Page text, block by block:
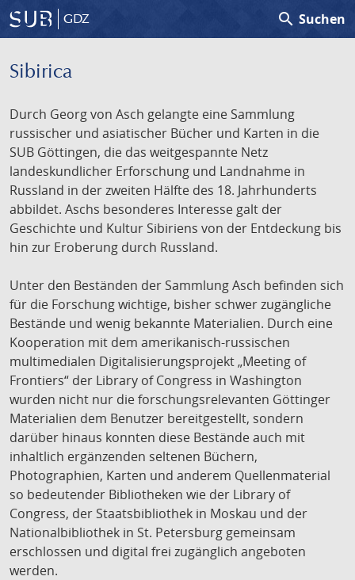
GDZ search Suchen
Sibirica
Durch Georg von Asch gelangte eine Sammlung
russischer und asiatischer Bücher und Karten in die
SUB Göttingen, die das weitgespannte Netz
landeskundlicher Erforschung und Landnahme in
Russland in der zweiten Hälfte des 18. Jahrhunderts
abbildet. Aschs besonderes Interesse galt der
Geschichte und Kultur Sibiriens von der Entdeckung bis
hin zur Eroberung durch Russland.
Unter den Beständen der Sammlung Asch befinden sich
für die Forschung wichtige, bisher schwer zugängliche
Bestände und wenig bekannte Materialien. Durch eine
Kooperation mit dem amerikanisch-russischen
multimedialen Digitalisierungsprojekt „Meeting of
Frontiers“ der Library of Congress in Washington
wurden nicht nur die forschungsrelevanten Göttinger
Materialien dem Benutzer bereitgestellt, sondern
darüber hinaus konnten diese Bestände auch mit
inhaltlich ergänzenden seltenen Büchern,
Photographien, Karten und anderem Quellenmaterial
so bedeutender Bibliotheken wie der Library of
Congress, der Staatsbibliothek in Moskau und der
Nationalbibliothek in St. Petersburg gemeinsam
erschlossen und digital frei zugänglich angeboten
werden.